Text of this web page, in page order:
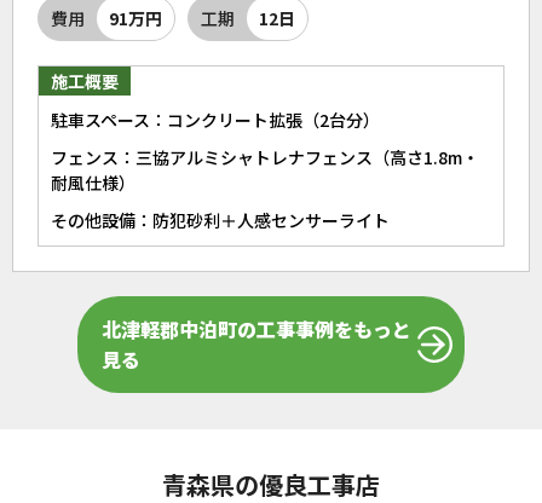
費用 91万円 工期 12日
施工概要
駐車スペース：コンクリート拡張（2台分）
フェンス：三協アルミシャトレナフェンス（高さ1.8m・
耐風仕様）
その他設備：防犯砂利＋人感センサーライト
北津軽郡中泊町の工事事例をもっと
見る
青森県の優良工事店